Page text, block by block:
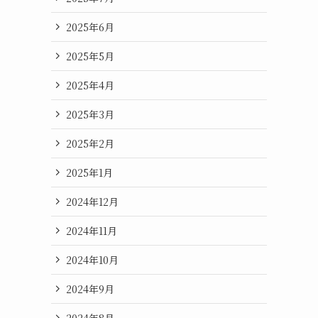
2025年6月
2025年5月
2025年4月
2025年3月
2025年2月
2025年1月
2024年12月
2024年11月
2024年10月
2024年9月